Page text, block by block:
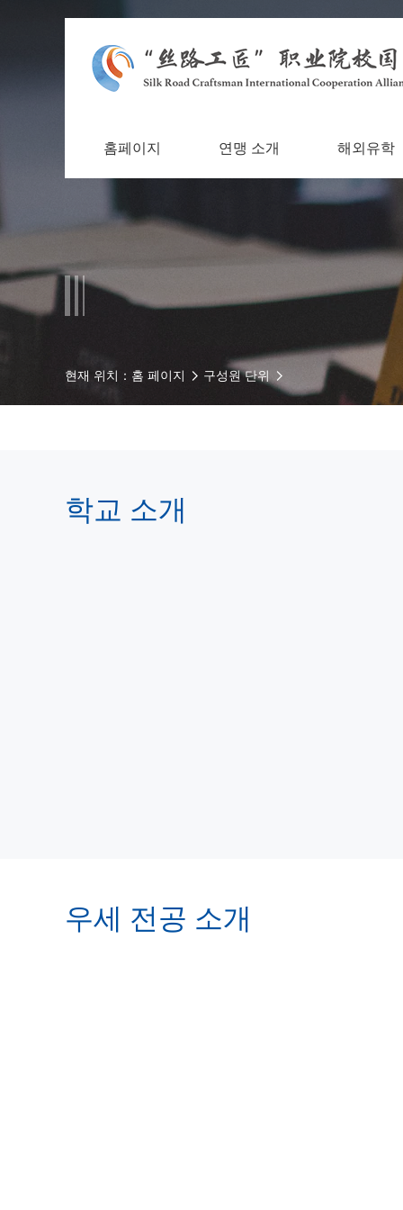
홈페이지 연맹 소개 해외유학
현재 위치： 홈 페이지 구성원 단위
학교 소개
우세 전공 소개